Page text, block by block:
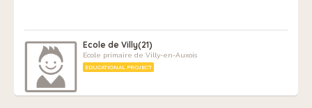
Ecole de Villy(21)
Ecole primaire de Villy-en-Auxois
EDUCATIONAL PROJECT